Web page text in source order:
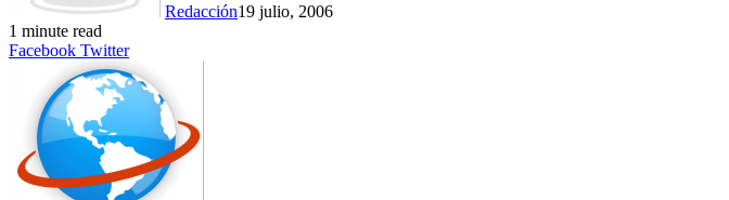
Redacción19 julio, 2006
1 minute read
Facebook TwitterLinkedIn
Tumblr
Pinterest
Reddit
VKontakte
Share
via
Email
Print